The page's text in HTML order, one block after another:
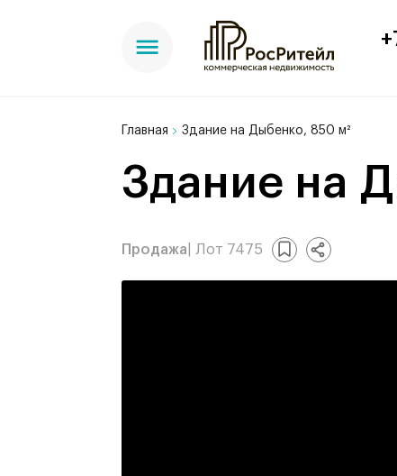
Главная Здание на Дыбенко, 850 м²
Здание на
Продажа | Лот 7475